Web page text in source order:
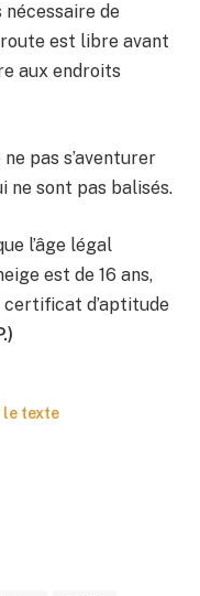
nécessaire de
route est libre avant
aux endroits
pas s’aventurer
ne sont pas balisés.
l’âge légal
est de 16 ans,
certificat d’aptitude
le texte